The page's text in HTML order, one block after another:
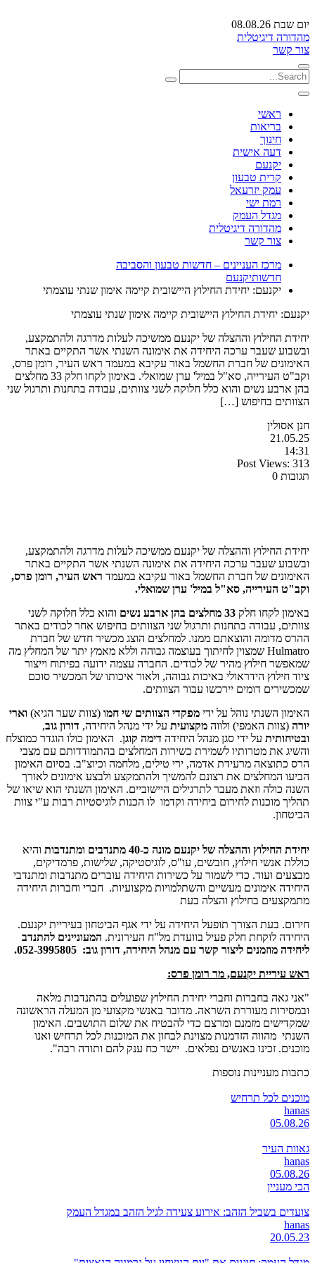
יום שבת 08.08.26
מהדורה דיגיטלית
צור קשר
ראשי
בריאות
חינוך
דעה אישית
יקנעם
קרית טבעון
עמק יזרעאל
רמת ישי
מגדל העמק
מהדורה דיגיטלית
צור קשר
מרכז העניינים – חדשות טבעון והסביבה
חדשותיקנעם
יקנעם: יחידת החילוץ היישובית קיימה אימון שנתי עוצמתי
יקנעם: יחידת החילוץ היישובית קיימה אימון שנתי עוצמתי
יחידת החילוץ וההצלה של יקנעם ממשיכה לעלות מדרגה ולהתמקצע,
ובשבוע שעבר ערכה היחידה את אימונה השנתי אשר התקיים באתר
האימונים של חברת החשמל באור עקיבא במעמד ראש העיר, רומן פרס,
וקב"ט העירייה, סא"ל במיל' ערן שמואלי. באימון לקחו חלק 33 מחלצים
בהן ארבע נשים והוא כלל חלוקה לשני צוותים, עבודה בתחנות ותרגול שני
הצוותים בחיפוש […]
חנן אסולין
21.05.25
14:31
Post Views: 313
תגובות 0
יחידת החילוץ וההצלה של יקנעם ממשיכה לעלות מדרגה ולהתמקצע,
ובשבוע שעבר ערכה היחידה את אימונה השנתי אשר התקיים באתר
האימונים של חברת החשמל באור עקיבא במעמד ראש העיר, רומן פרס,
וקב"ט העירייה, סא"ל במיל' ערן שמואלי.
באימון לקחו חלק 33 מחלצים בהן ארבע נשים
והוא כלל חלוקה לשני
צוותים, עבודה בתחנות ותרגול שני הצוותים בחיפוש אחר לכודים באתר
ההרס מדומה והוצאתם ממנו. למחלצים הוצג מכשיר חדש של חברת
Hulmatro שמצוין לחיתוך בעוצמה גבוהה וללא מאמץ יתר של המחלץ מה
שמאפשר חילוץ מהיר של לכודים. החברה עצמה ידועה בפיתוח וייצור
ציוד חילוץ הידראולי באיכות גבוהה, ולאור איכותו של המכשיר סוכם
שמכשירים דומים יירכשו עבור הצוותים.
האימון השנתי נוהל על ידי מפקדי הצוותים שי חמו (צוות שער הגיא) וארי
יורה (צוות האמפי) ולווה מקצועית על ידי מנהל היחידה, דורון גוב,
ובטיחותית על ידי סגן מנהל היחידה דימה קוגן. האימון כולו הוגדר כמוצלח
והשיג את מטרותיו לשמירת כשירות המחלצים בהתמודדותם עם מצבי
הרס כתוצאה מרעידת אדמה, ירי טילים, מלחמה וכיוצ"ב. בסיום האימון
הביעו המחלצים את רצונם להמשיך ולהתמקצע ולבצע אימונים לאורך
השנה כולה וזאת מעבר לתרגילים היישוביים. האימון השנתי הוא שיאו של
תהליך מוכנות לחירום ביחידה וקדמו לו הכנות לוגיסטיות רבות ע"י צוות
הביטחון.
יחידת החילוץ וההצלה של יקנעם מונה כ-40 מתנדבים ומתנדבות
והיא
כוללת אנשי חילוץ, חובשים, עו"ס, לוגיסטיקה, שלישות, פרמדיקים,
מבצעים ועוד. כדי לשמור על כשירות היחידה עוברים מתנדבות ומתנדבי
היחידה אימונים מעשיים והשתלמויות מקצועיות. חברי וחברות היחידה
מתמקצעים בחילוץ והצלה בעת
חירום. בעת הצורך תופעל היחידה על ידי אגף הביטחון בעיריית יקנעם.
היחידה לוקחת חלק פעיל בוועדת מל"ח העירונית. המעוניינים להתנדב
ליחידה מוזמנים ליצור קשר עם מנהל היחידה, דורון גוב: 052-3995805.
ראש עיריית יקנעם, מר רומן פרס:
"אני גאה בחברות וחברי יחידת החילוץ שפועלים בהתנדבות מלאה
ובמסירות מעוררת השראה. מדובר באנשי מקצועי מן המעלה הראשונה
שמקדישים מזמנם ומרצם כדי להבטיח את שלום התושבים. האימון
השנתי מהווה הזדמנות מצוינת לבחון את המוכנות לכל תרחיש ואנו
מוכנים. זכינו באנשים נפלאים. יישר כח ענק להם ותודה רבה".
כתבות מעניינות נוספות
מוכנים לכל תרחיש
hanas
05.08.26
גאוות העיר
hanas
05.08.26
הכי מעניין
צועדים בשביל הזהב: אירוע צעידה לגיל הזהב במגדל העמק
hanas
20.05.23